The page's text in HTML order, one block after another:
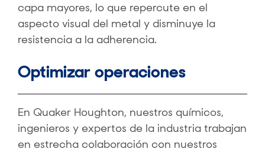
capa mayores, lo que repercute en el
aspecto visual del metal y disminuye la
resistencia a la adherencia.
Optimizar operaciones
En Quaker Houghton, nuestros químicos,
ingenieros y expertos de la industria trabajan
en estrecha colaboración con nuestros